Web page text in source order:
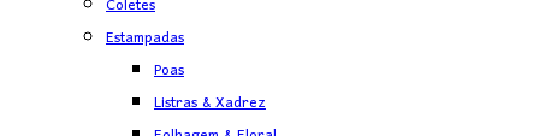
Estampadas
Poas
Listras & Xadrez